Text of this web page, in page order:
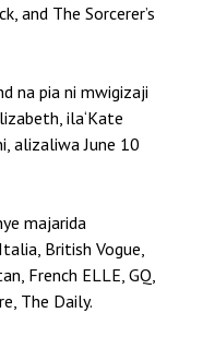
and The Sorcerer’s
na pia ni mwigizaji
ila‘Kate
alizaliwa June 10
majarida
British Vogue,
French ELLE, GQ,
The Daily.